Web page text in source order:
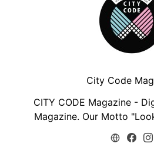
City Code
CITY CODE Magazine -
Magazine. Our Motto